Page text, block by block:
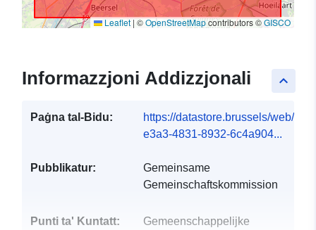
Leaflet|©OpenStreetMapcontributors ©GISCO
keyboard_arrow_up
Informazzjoni Addizzjonali
Paġna tal-Bidu:
https://datastore.brussels/web/
e3a3-4831-8932-6c4a904...
Pubblikatur:
Gemeinsame
Gemeinschaftskommission
Punti ta' Kuntatt:
Gemeenschappelijke